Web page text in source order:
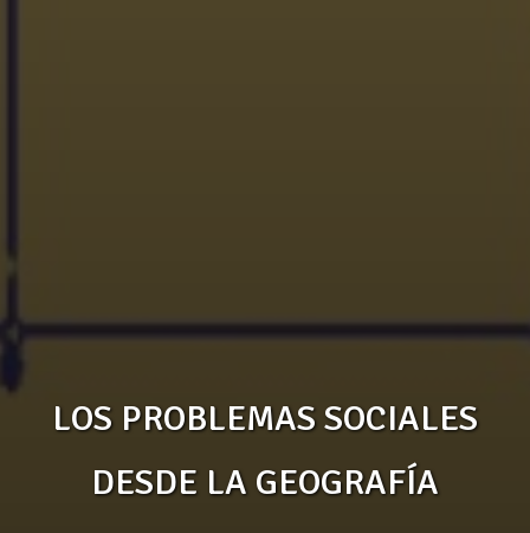
LOS PROBLEMAS SOCIALES
DESDE LA GEOGRAFÍA